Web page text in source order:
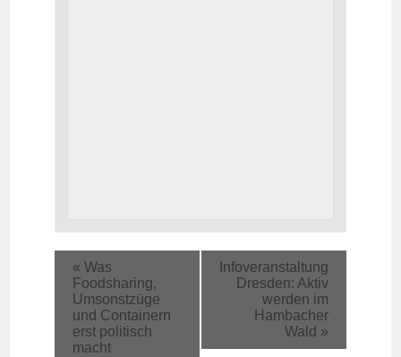
« Was
Foodsharing,
Umsonstzüge
und Containern
erst politisch
macht
Infoveranstaltung
Dresden: Aktiv
werden im
Hambacher
Wald »